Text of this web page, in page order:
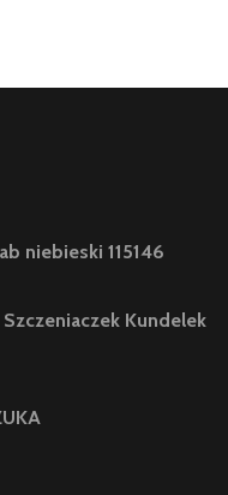
niebieski 115146
Kundelek